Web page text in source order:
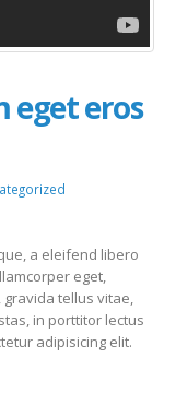
eget eros
a eleifend libero
eget,
gravida tellus vitae,
in porttitor lectus
adipisicing elit.